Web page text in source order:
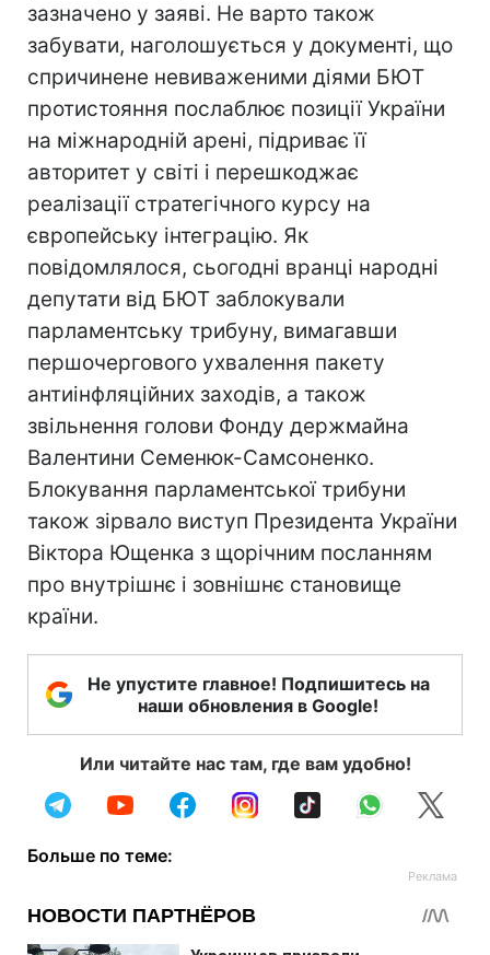
зазначено у заяві. Не варто також
забувати, наголошується у документі, що
спричинене невиваженими діями БЮТ
протистояння послаблює позиції України
на міжнародній арені, підриває її
авторитет у світі і перешкоджає
реалізації стратегічного курсу на
європейську інтеграцію. Як
повідомлялося, сьогодні вранці народні
депутати від БЮТ заблокували
парламентську трибуну, вимагавши
першочергового ухвалення пакету
антиінфляційних заходів, а також
звільнення голови Фонду держмайна
Валентини Семенюк-Самсоненко.
Блокування парламентської трибуни
також зірвало виступ Президента України
Віктора Ющенка з щорічним посланням
про внутрішнє і зовнішнє становище
країни.
Не упустите главное! Подпишитесь на
наши обновления в Google!
Или читайте нас там, где вам удобно!
Больше по теме: